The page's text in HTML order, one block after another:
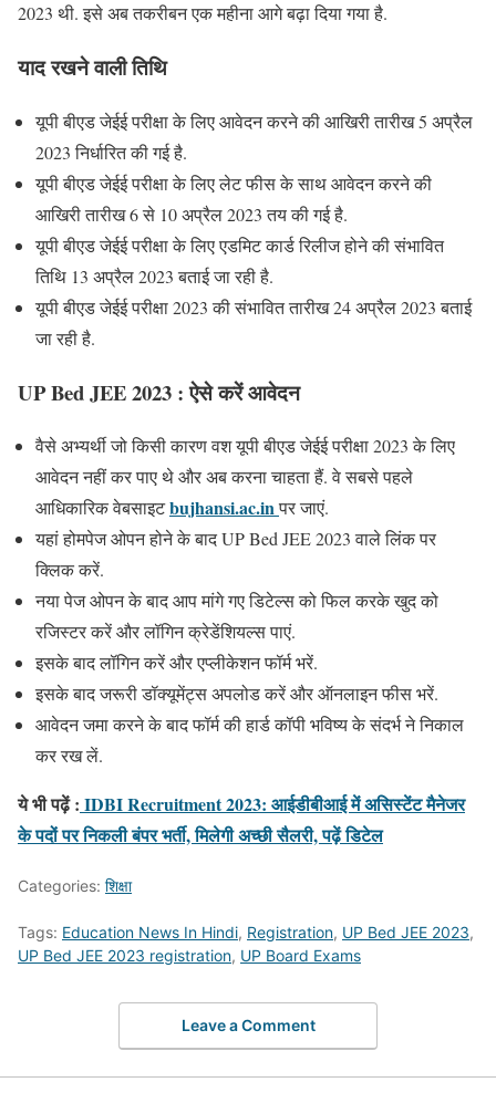
2023 थी. इसे अब तकरीबन एक महीना आगे बढ़ा दिया गया है.
याद रखने वाली तिथि
यूपी बीएड जेईई परीक्षा के लिए आवेदन करने की आखिरी तारीख 5 अप्रैल
2023 निर्धारित की गई है.
यूपी बीएड जेईई परीक्षा के लिए लेट फीस के साथ आवेदन करने की
आखिरी तारीख 6 से 10 अप्रैल 2023 तय की गई है.
यूपी बीएड जेईई परीक्षा के लिए एडमिट कार्ड रिलीज होने की संभावित
तिथि 13 अप्रैल 2023 बताई जा रही है.
यूपी बीएड जेईई परीक्षा 2023 की संभावित तारीख 24 अप्रैल 2023 बताई
जा रही है.
UP Bed JEE 2023 : ऐसे करें आवेदन
वैसे अभ्यर्थी जो किसी कारण वश यूपी बीएड जेईई परीक्षा 2023 के लिए
आवेदन नहीं कर पाए थे और अब करना चाहता हैं. वे सबसे पहले
आधिकारिक वेबसाइटbujhansi.ac.inपर जाएं.
यहां होमपेज ओपन होने के बाद UP Bed JEE 2023 वाले लिंक पर
क्लिक करें.
नया पेज ओपन के बाद आप मांगे गए डिटेल्स को फिल करके खुद को
रजिस्टर करें और लॉगिन क्रेडेंशियल्स पाएं.
इसके बाद लॉगिन करें और एप्लीकेशन फॉर्म भरें.
इसके बाद जरूरी डॉक्यूमेंट्स अपलोड करें और ऑनलाइन फीस भरें.
आवेदन जमा करने के बाद फॉर्म की हार्ड कॉपी भविष्य के संदर्भ ने निकाल
कर रख लें.
ये भी पढ़ें : IDBI Recruitment 2023: आईडीबीआई में असिस्टेंट मैनेजर
के पदों पर निकली बंपर भर्ती, मिलेगी अच्छी सैलरी, पढ़ें डिटेल
Categories: शिक्षा
Tags: Education News In Hindi, Registration, UP Bed JEE 2023,
UP Bed JEE 2023 registration, UP Board Exams
Leave a Comment